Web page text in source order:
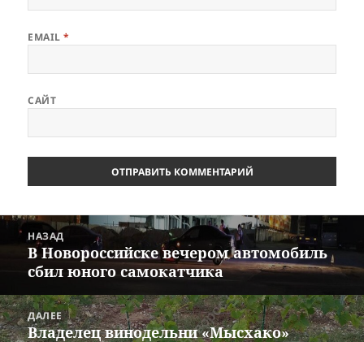
EMAIL*
САЙТ
Навигация
записям
НАЗАД
Предыдущая
запись:
В Новороссийске вечером автомобиль
сбил юного самокатчика
ДАЛЕЕ
Следующая
Владелец винодельни «Мысхако»